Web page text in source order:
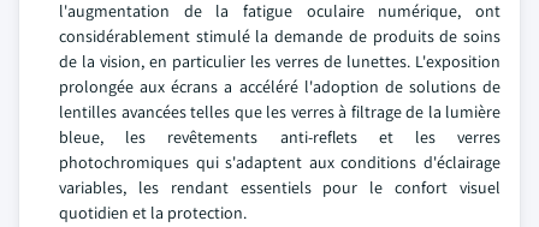
l'augmentation de la fatigue oculaire numérique, ont
considérablement stimulé la demande de produits de soins
de la vision, en particulier les verres de lunettes. L'exposition
prolongée aux écrans a accéléré l'adoption de solutions de
lentilles avancées telles que les verres à filtrage de la lumière
bleue, les revêtements anti-reflets et les verres
photochromiques qui s'adaptent aux conditions d'éclairage
variables, les rendant essentiels pour le confort visuel
quotidien et la protection.